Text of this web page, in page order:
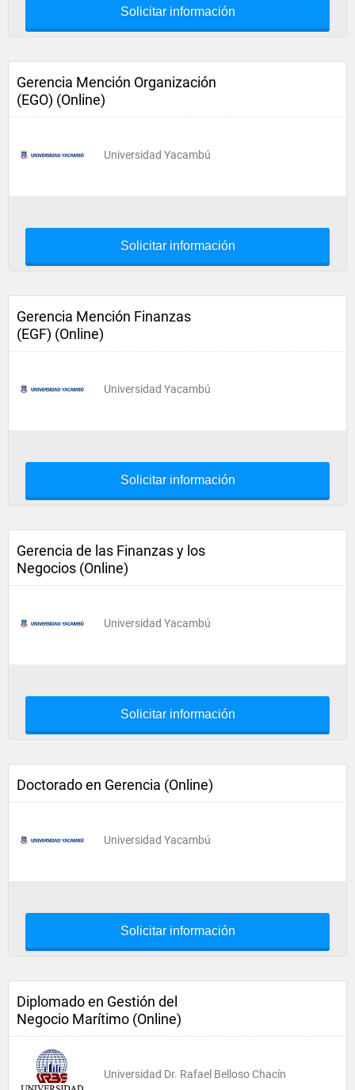
Solicitar información
Gerencia Mención Organización
(EGO) (Online)
Universidad Yacambú
Solicitar información
Gerencia Mención Finanzas
(EGF) (Online)
Universidad Yacambú
Solicitar información
Gerencia de las Finanzas y los
Negocios (Online)
Universidad Yacambú
Solicitar información
Doctorado en Gerencia (Online)
Universidad Yacambú
Solicitar información
Diplomado en Gestión del
Negocio Marítimo (Online)
Universidad Dr. Rafael Belloso Chacín